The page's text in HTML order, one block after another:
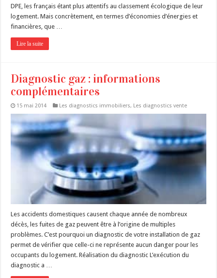
DPE, les français étant plus attentifs au classement écologique de leur
logement. Mais concrètement, en termes d’économies d’énergies et
financières, que …
Lire la suite
Diagnostic gaz : informations
complémentaires
15 mai 2014 Les diagnostics immobiliers, Les diagnostics vente
Les accidents domestiques causent chaque année de nombreux
décès, les fuites de gaz peuvent être à l’origine de multiples
problèmes. C’est pourquoi un diagnostic de votre installation de gaz
permet de vérifier que celle-ci ne représente aucun danger pour les
occupants du logement. Réalisation du diagnostic L’exécution du
diagnostic a …